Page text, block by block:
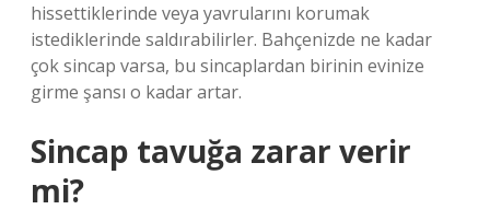
hissettiklerinde veya yavrularını korumak
istediklerinde saldırabilirler. Bahçenizde ne kadar
çok sincap varsa, bu sincaplardan birinin evinize
girme şansı o kadar artar.
Sincap tavuğa zarar verir
mi?